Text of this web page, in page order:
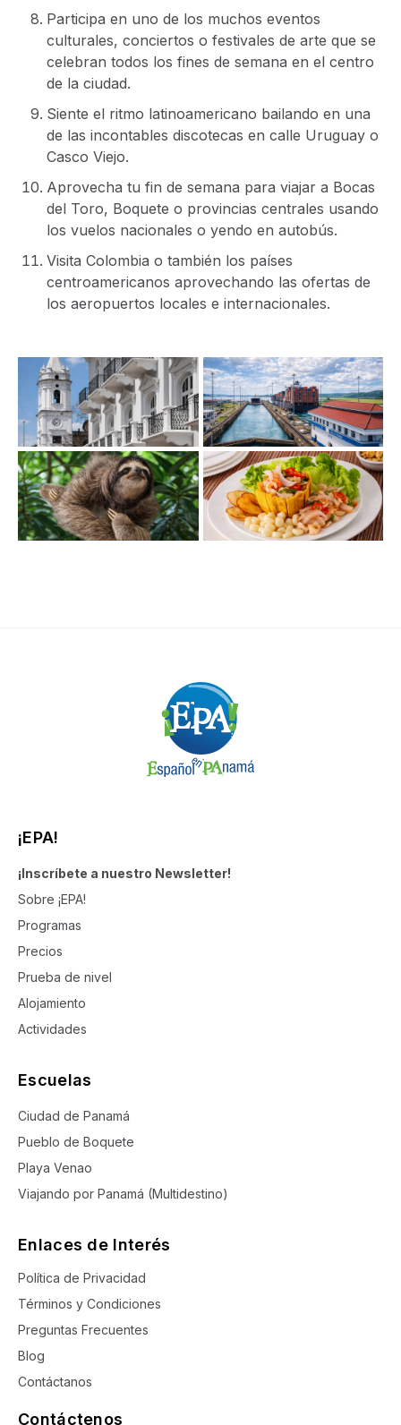
Participa en uno de los muchos eventos
culturales, conciertos o festivales de arte que se
celebran todos los fines de semana en el centro
de la ciudad.
Siente el ritmo latinoamericano bailando en una
de las incontables discotecas en calle Uruguay o
Casco Viejo.
Aprovecha tu fin de semana para viajar a Bocas
del Toro, Boquete o provincias centrales usando
los vuelos nacionales o yendo en autobús.
Visita Colombia o también los países
centroamericanos aprovechando las ofertas de
los aeropuertos locales e internacionales.
¡EPA!
¡Inscríbete a nuestro Newsletter!
Sobre ¡EPA!
Programas
Precios
Prueba de nivel
Alojamiento
Actividades
Escuelas
Ciudad de Panamá
Pueblo de Boquete
Playa Venao
Viajando por Panamá (Multidestino)
Enlaces de Interés
Política de Privacidad
Términos y Condiciones
Preguntas Frecuentes
Blog
Contáctanos
Contáctenos